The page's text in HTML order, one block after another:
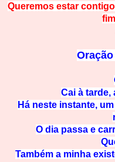
Queremos estar
Cai à tarde,
Há neste instante,
O dia passa e
Também a minha